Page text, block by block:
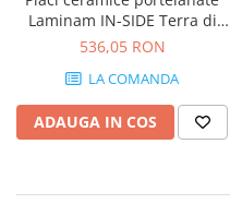
GRANDE RESIN LOOK
GRANDE METAL LOOK
GRANDE SOLID COLOR
THE TOP
MIRO
MONTECCHIO
MORPHIC
NAVONA SOFT
Laminam IN-SIDE Terra di
Pompei 1200x3000 5+ mm
536,05 RON
LA COMANDA
ADAUGA IN COS